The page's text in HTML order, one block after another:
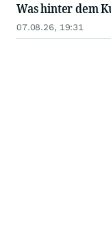
Was hinter dem
07.08.26, 19:31